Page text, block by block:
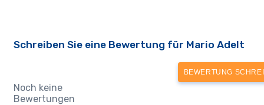
Schreiben Sie eine Bewertung für Mario Adelt
BEWERTUNG
Noch keine
Bewertungen